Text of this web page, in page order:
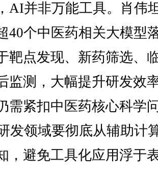
并非万能工具。肖伟
40个中医药相关大模型
靶点发现、新药筛选、
监测，大幅提升研发效
需紧扣中医药核心科学
发领域要彻底从辅助计
，避免工具化应用浮于